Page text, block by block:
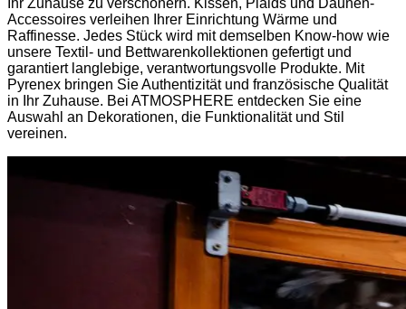
Ihr Zuhause zu verschönern. Kissen, Plaids und Daunen-
Accessoires verleihen Ihrer Einrichtung Wärme und
Raffinesse. Jedes Stück wird mit demselben Know-how wie
unsere Textil- und Bettwarenkollektionen gefertigt und
garantiert langlebige, verantwortungsvolle Produkte. Mit
Pyrenex bringen Sie Authentizität und französische Qualität
in Ihr Zuhause. Bei ATMOSPHERE entdecken Sie eine
Auswahl an Dekorationen, die Funktionalität und Stil
vereinen.